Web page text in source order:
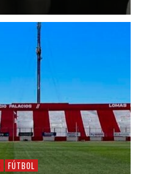
FÚTBOL